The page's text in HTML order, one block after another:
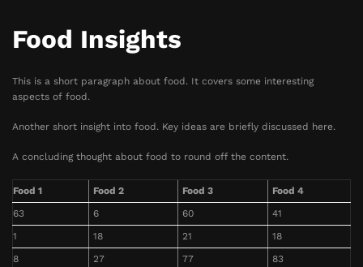
Food Insights
This is a short paragraph about food. It covers some interesting
aspects of food.
Another short insight into food. Key ideas are briefly discussed here.
A concluding thought about food to round off the content.
Food 1 Food 2 Food 3
Food 4
63
6 60
41
1
18 21
18
8
27 77
83